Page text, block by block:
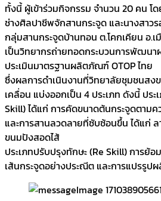
ทั้งนี้​ ผู้เข้าร่วมกิจกรรม จำนวน 20 คน โ
ช่างศิลปาชีพจักสานกระจูด และนางสาวร
กลุ่มสานกระจูดบ้านทอน ต.โคกเคียน อ.เ
เป็นวิทยากรถ่ายทอดกระบวนการพัฒน
ประเมินมาตรฐานผลิตภัณฑ์ OTOP ไทย
ซึ่งผลการดำเนินงานที่วิทยาลัยชุมชนสง
เคลื่อน แบ่งออกเป็น 4 ประเภท ดังนี้ ปร
Skill) ได้แก่ การคัดขนาดต้นกระจูดตามค
และการสานลวดลายที่ซับซ้อนขึ้น ได้แก่
ขนมปังสอดไส้
ประเภทปรับปรุงทักษะ (Re Skill) การย้
เส้นกระจูดอย่างประณีต และการแปรรู